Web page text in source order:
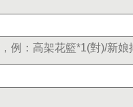
例：高架花籃*1(對)/新娘